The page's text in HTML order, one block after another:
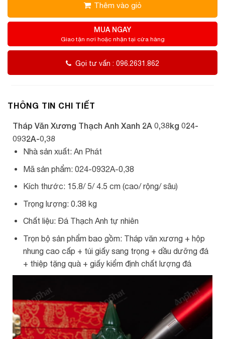
Thêm vào giỏ
MUA NGAY
Giao tận nơi hoặc nhận tại cửa hàng
Gọi tư vấn : 096.2631.862
THÔNG TIN CHI TIẾT
Tháp Văn Xương Thạch Anh Xanh 2A 0,38kg 024-
0932A-0,38
Nhà sản xuất: An Phát
Mã sản phẩm: 024-0932A-0,38
Kích thước: 15.8/ 5/ 4.5 cm (cao/ rộng/ sâu)
Trọng lượng: 0.38 kg
Chất liệu: Đá Thạch Anh tự nhiên
Trọn bộ sản phẩm bao gồm: Tháp văn xương + hộp
nhung cao cấp + túi giấy sang trọng + dầu dưỡng đá
+ thiệp tặng quà + giấy kiểm định chất lượng đá